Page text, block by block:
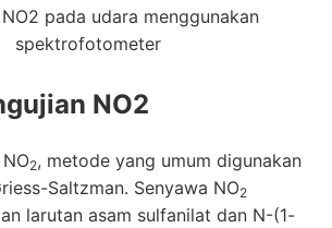
pada udara menggunakan
spektrofotometer
NO2
2, metode yang umum digunakan
Saltzman. Senyawa NO2
larutan asam sulfanilat dan N-(1-